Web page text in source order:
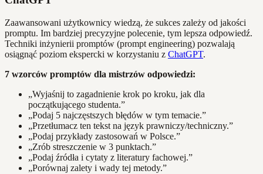
Zaawansowani użytkownicy wiedzą, że sukces zależy od jakości
promptu. Im bardziej precyzyjne polecenie, tym lepsza odpowiedź.
Techniki inżynierii promptów (prompt engineering) pozwalają
osiągnąć poziom ekspercki w korzystaniu z ChatGPT.
7 wzorców promptów dla mistrzów odpowiedzi:
„Wyjaśnij to zagadnienie krok po kroku, jak dla
początkującego studenta.”
„Podaj 5 najczęstszych błędów w tym temacie.”
„Przetłumacz ten tekst na język prawniczy/techniczny.”
„Podaj przykłady zastosowań w Polsce.”
„Zrób streszczenie w 3 punktach.”
„Podaj źródła i cytaty z literatury fachowej.”
„Porównaj zalety i wady tej metody.”